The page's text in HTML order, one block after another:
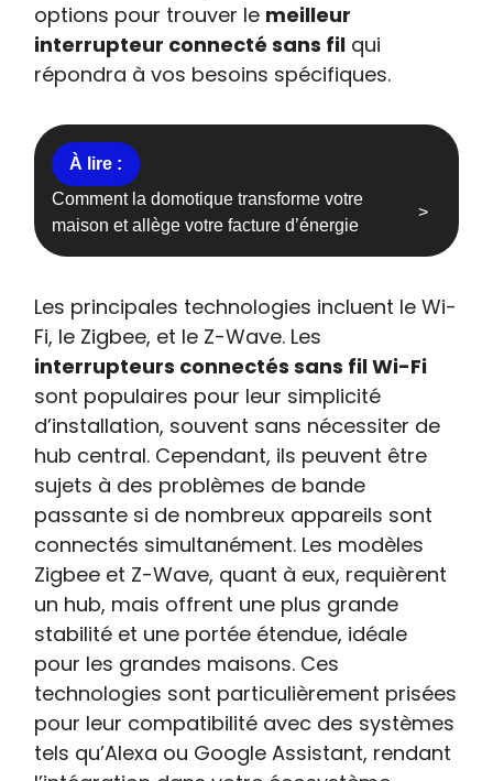
options pour trouver le meilleur
interrupteur connecté sans fil qui
répondra à vos besoins spécifiques.
Comment la domotique transforme votre
maison et allège votre facture d’énergie
Les principales technologies incluent le Wi-
Fi, le Zigbee, et le Z-Wave. Les
interrupteurs connectés sans fil Wi-Fi
sont populaires pour leur simplicité
d’installation, souvent sans nécessiter de
hub central. Cependant, ils peuvent être
sujets à des problèmes de bande
passante si de nombreux appareils sont
connectés simultanément. Les modèles
Zigbee et Z-Wave, quant à eux, requièrent
un hub, mais offrent une plus grande
stabilité et une portée étendue, idéale
pour les grandes maisons. Ces
technologies sont particulièrement prisées
pour leur compatibilité avec des systèmes
tels qu’Alexa ou Google Assistant, rendant